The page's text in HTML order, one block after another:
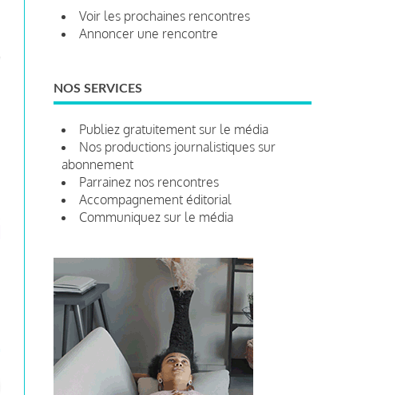
Voir les prochaines rencontres
Annoncer une rencontre
NOS SERVICES
Publiez gratuitement sur le média
Nos productions journalistiques sur
abonnement
Parrainez nos rencontres
Accompagnement éditorial
Communiquez sur le média